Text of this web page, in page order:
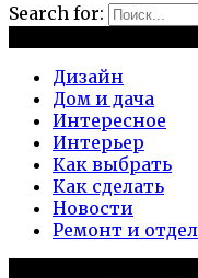
Search for:
Дизайн
Дом и дача
Интересное
Интерьер
Как выбрать
Как сделать
Новости
Ремонт и